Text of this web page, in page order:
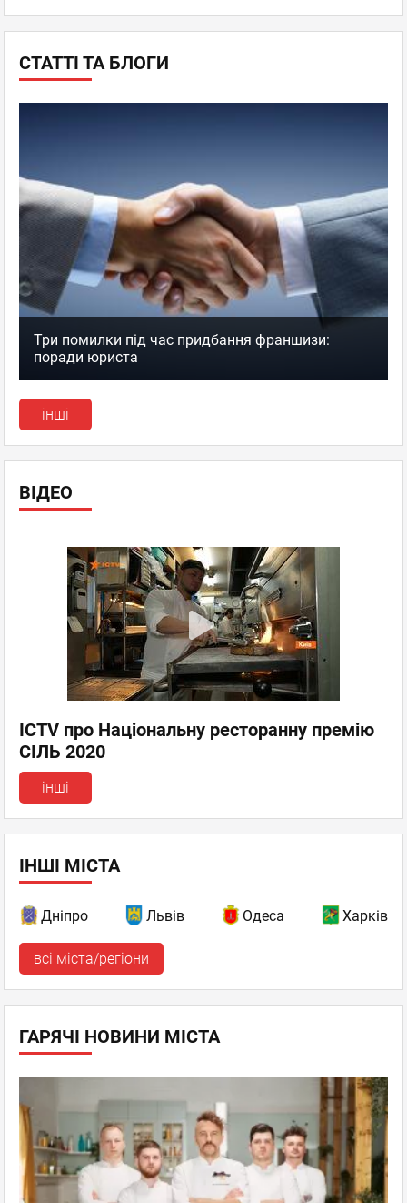
СТАТТІ ТА БЛОГИ
Три помилки під час придбання франшизи:
поради юриста
інші
ВІДЕО
ICTV про Національну ресторанну премію
СІЛЬ 2020
інші
ІНШІ МІСТА
Дніпро Львів Одеса Харків
всі міста/регіони
ГАРЯЧІ НОВИНИ МІСТА